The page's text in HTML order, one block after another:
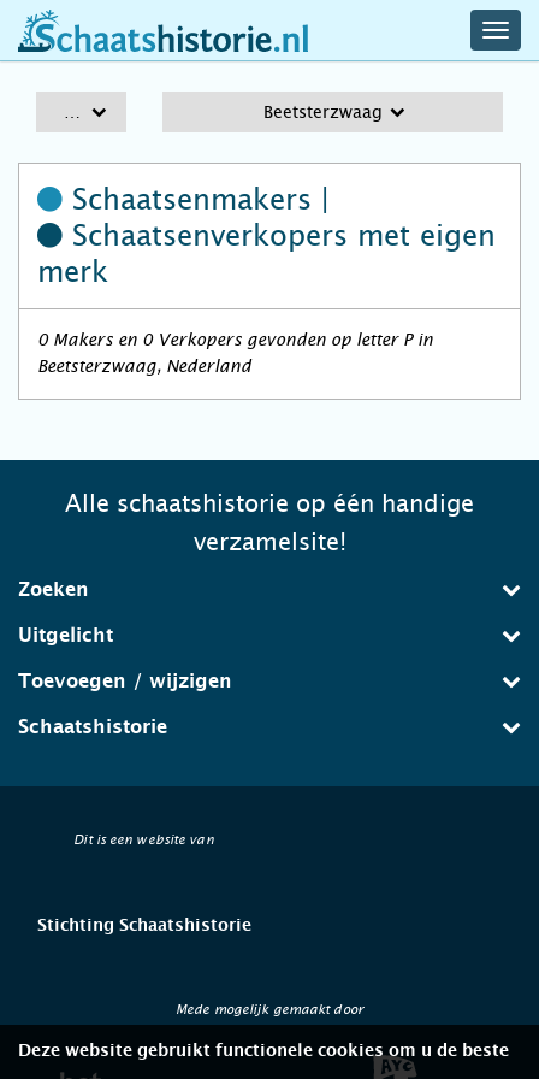
schaatshistorie.nl
Beetsterzwaag
Schaatsenmakers |
Schaatsenverkopers met eigen
merk
0 Makers en 0 Verkopers gevonden op letter P in
Beetsterzwaag, Nederland
Alle schaatshistorie op één handige
verzamelsite!
Zoeken
Uitgelicht
Toevoegen / wijzigen
Schaatshistorie
Dit is een website van
Stichting Schaatshistorie
Mede mogelijk gemaakt door
Deze website gebruikt functionele cookies om u de beste